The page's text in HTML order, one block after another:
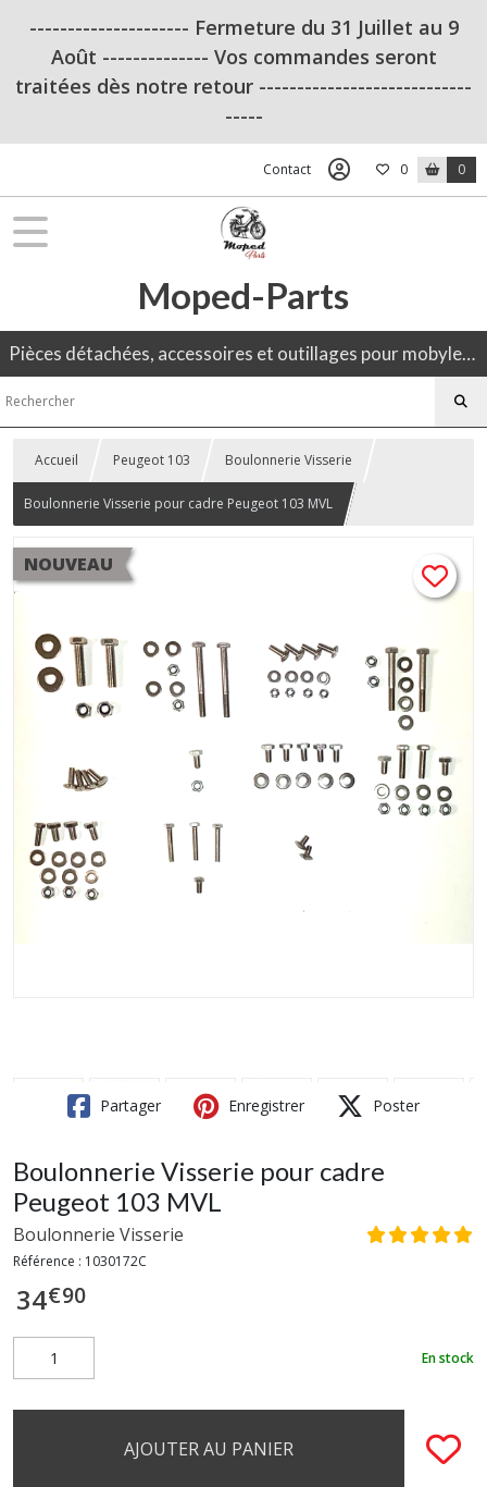
--------------------- Fermeture du 31 Juillet au 9
Août -------------- Vos commandes seront
traitées dès notre retour ----------------------------
-----
Contact 0 0
Moped-Parts
Pièces détachées, accessoires et outillages pour mobylette, 50CC, moto ancienne.
Accueil Peugeot 103 Boulonnerie Visserie
Boulonnerie Visserie pour cadre Peugeot 103 MVL
NOUVEAU
Partager Enregistrer Poster
Boulonnerie Visserie pour cadre
Peugeot 103 MVL
Boulonnerie Visserie
Référence : 1030172C
34€90
En stock
AJOUTER AU PANIER